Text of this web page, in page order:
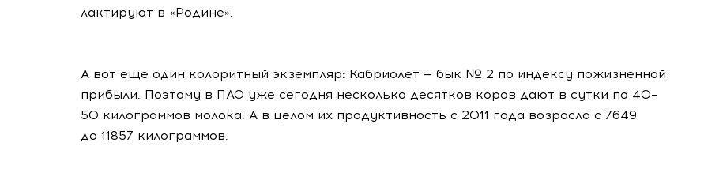
лактируют в «Родине».
А вот еще один колоритный экземпляр: Кабриолет — бык № 2 по индексу пожизненной
прибыли. Поэтому в ПАО уже сегодня несколько десятков коров дают в сутки по 40–
50 килограммов молока. А в целом их продуктивность с 2011 года возросла с 7649
до 11857 килограммов.